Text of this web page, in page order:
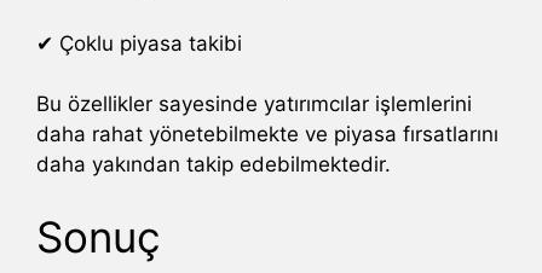
✔ Çoklu piyasa takibi
Bu özellikler sayesinde yatırımcılar işlemlerini
daha rahat yönetebilmekte ve piyasa fırsatlarını
daha yakından takip edebilmektedir.
Sonuç